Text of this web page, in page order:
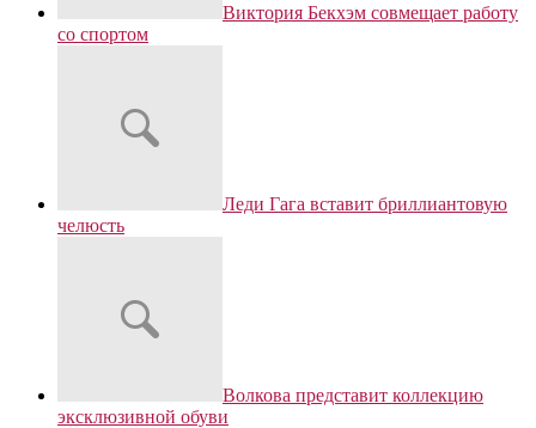
Виктория Бекхэм совмещает работу
со спортом
Леди Гага вставит бриллиантовую
челюсть
Волкова представит коллекцию
эксклюзивной обуви